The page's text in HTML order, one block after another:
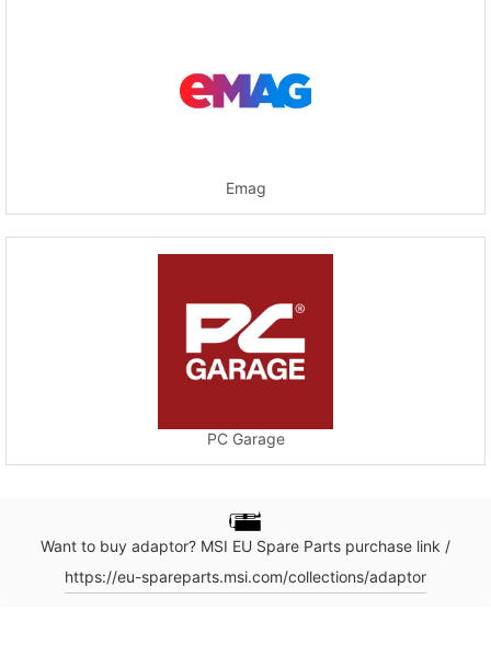
Emag
PC Garage
Want to buy adaptor? MSI EU Spare Parts purchase link /
https://eu-spareparts.msi.com/collections/adaptor